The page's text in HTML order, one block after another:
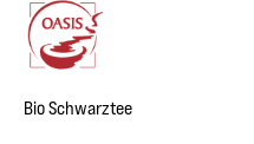
Bio Schwarztee